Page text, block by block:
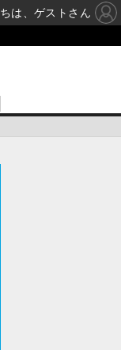
は、ゲストさん